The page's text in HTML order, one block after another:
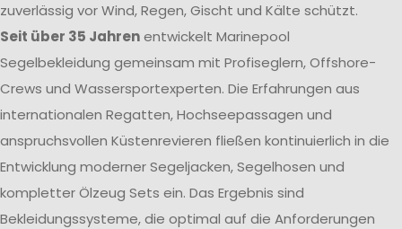
zuverlässig vor Wind, Regen, Gischt und Kälte schützt.
Seit über 35 Jahrenentwickelt Marinepool
Segelbekleidung gemeinsam mit Profiseglern, Offshore-
Crews und Wassersportexperten. Die Erfahrungen aus
internationalen Regatten, Hochseepassagen und
anspruchsvollen Küstenrevieren fließen kontinuierlich in die
Entwicklung moderner Segeljacken, Segelhosen und
kompletter Ölzeug Sets ein. Das Ergebnis sind
Bekleidungssysteme, die optimal auf die Anforderungen